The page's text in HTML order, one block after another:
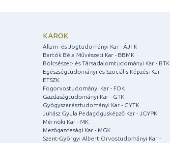
KAROK
Állam- és Jogtudományi Kar - ÁJTK
Bartók Béla Művészeti Kar - BBMK
Bölcsészet- és Társadalomtudományi Kar - BTK
Egészségtudományi és Szociális Képzési Kar -
ETSZK
Fogorvostudományi Kar - FOK
Gazdaságtudományi Kar - GTK
Gyógyszerésztudományi Kar - GYTK
Juhász Gyula Pedagógusképző Kar - JGYPK
Mérnöki Kar - MK
Mezőgazdasági Kar - MGK
Szent-Györgyi Albert Orvostudományi Kar -